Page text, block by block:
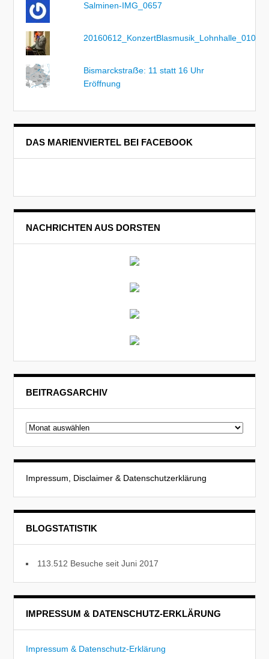
Salminen-IMG_0657
20160612_KonzertBlasmusik_Lohnhalle_010
Bismarckstraẞe: 11 statt 16 Uhr
Eröffnung
DAS MARIENVIERTEL BEI FACEBOOK
NACHRICHTEN AUS DORSTEN
BEITRAGSARCHIV
Beitragsarchiv
Impressum, Disclaimer & Datenschutzerklärung
BLOGSTATISTIK
113.512 Besuche seit Juni 2017
IMPRESSUM & DATENSCHUTZ-ERKLÄRUNG
Impressum & Datenschutz-Erklärung